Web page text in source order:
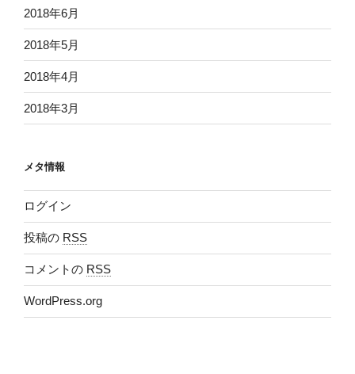
2018年6月
2018年5月
2018年4月
2018年3月
メタ情報
ログイン
投稿の RSS
コメントの RSS
WordPress.org